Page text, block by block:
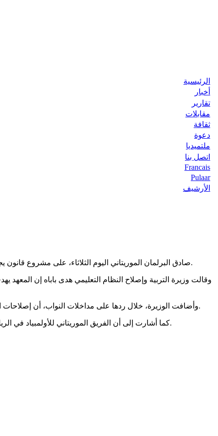
الرئيسية
أخبار
تقارير
مقابلات
ثقافة
دعوة
ملتميديا
اتصل بنا
Francais
Pulaar
الأرشيف
صادق البرلمان الموريتاني اليوم الثلاثاء، على مشروع قانون يجيز المصادقة على اتفاقية إنشاء المعهد الإقليمي للتعليم في الساحل (إيدوساحل)، الموقعة بين موريتانيا وتشاد في نواكشوط خلال يوليو 2025.
وقالت وزيرة التربية وإصلاح النظام التعليمي هدى باباه إن
وأضافت الوزيرة، خلال ردها على مداخلات النواب، أن إصلاحات المنظومة التربوية خلال السنوات الماضية شملت مراجعة المناهج، وتطوير تكوين المعلمين، وتعزيز الحكامة، وتوسيع فرص الولوج إلى التعليم.
كما أشارت إلى أن الفريق الموريتاني للأولمبياد في الرياضيات أحرز سبع ميداليات في الدورة الثالثة والثلاثين للأولمبياد الإفريقي للرياضيات، معتبرة ذلك من مؤشرات تطور أداء المنظومة التعليمية.